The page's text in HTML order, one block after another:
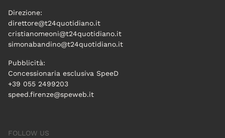
Direzione:
direttore@t24quotidiano.it
cristianomeoni@t24quotidiano.it
simonabandino@t24quotidiano.it
Pubblicità:
Concessionaria esclusiva SpeeD
+39 055 2499203
speed.firenze@speweb.it
FOLLOW US